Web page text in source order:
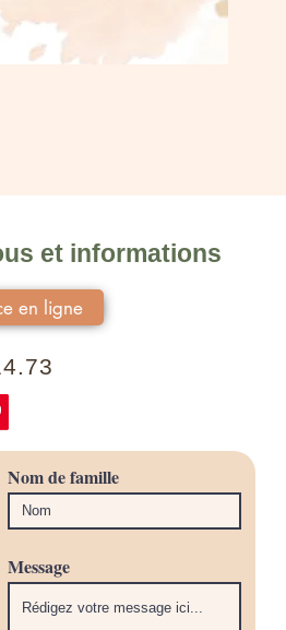
et informations
en ligne
Nom de famille
Message